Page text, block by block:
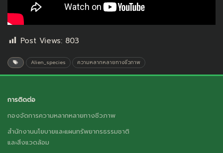
Post Views: 803
Alien_species ความหลากหลายทางชีวภาพ
การติดต่อ
กองจัดการความหลากหลายทางชีวภาพ
สำนักงานนโยบายและแผนทรัพยากรธรรมชาติ
และสิ่งแวดล้อม